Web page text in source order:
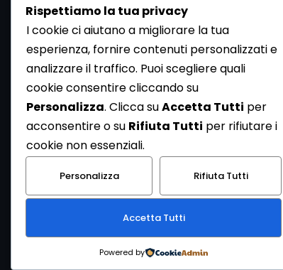
Per contattare la Redazione potete utilizzare i
seguenti recapiti:
Redazione ArcheoMedia c/o Mediares S.c.
Via Gioberti 80/D - 10128 Torino
Tel 011.5806363 - Fax 011.5808561
http://www.mediares.to.it
http://www.didatticatorino.it
Rispettiamo la tua privacy
I cookie ci aiutano a migliorare la tua
esperienza, fornire contenuti personalizzati e
analizzare il traffico. Puoi scegliere quali
cookie consentire cliccando su
Personalizza. Clicca suAccetta Tutti per
acconsentire o su Rifiuta Tutti per rifiutare i
cookie non essenziali.
Personalizza Rifiuta Tutti
Accetta Tutti
Powered by